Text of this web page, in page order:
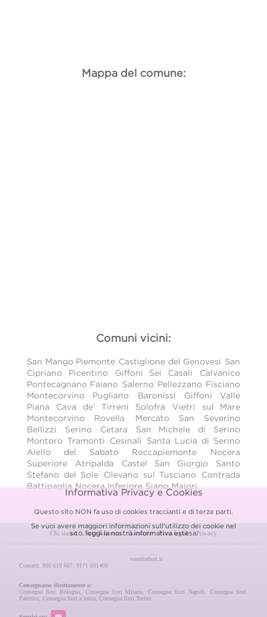
Mappa del comune:
Comuni vicini:
San Mango Piemonte Castiglione del Genovesi San
Cipriano Picentino
Giffoni Sei Casali
Calvanico
Pontecagnano Faiano Salerno Pellezzano Fisciano
Montecorvino Pugliano
Baronissi
Giffoni Valle
Piana
Cava de' Tirreni Solofra
Vietri sul Mare
Montecorvino Rovella
Mercato San Severino
Bellizzi
Serino Cetara
San Michele di Serino
Montoro Tramonti Cesinali
Santa Lucia di Serino
Aiello del Sabato
Roccapiemonte
Nocera
Superiore
Atripalda Castel San Giorgio
Santo
Stefano del Sole
Olevano sul Tusciano
Contrada
Battipaglia Nocera Inferiore Siano Maiori
Chi siamo Regolamento Garanzie Note legali Privacy
venditafiori.it
Contatti: 800 618 667, 0171 601460
Consegnamo direttamente a:
Consegna fiori Bologna
Consegna fiori Milano ,Consegna fiori Napoli
Consegna fiori
Palermo ,Consegna fiori a roma ,Consegna fiori Torino
Informativa Privacy e Cookies
Questo sito NON fa uso di cookies traccianti e di terze parti.
Se vuoi avere maggiori informazioni sull'utilizzo dei cookie nel
sito, leggi la nostrainformativa estesa.